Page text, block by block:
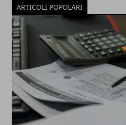
ARTICOLI POPOLARI